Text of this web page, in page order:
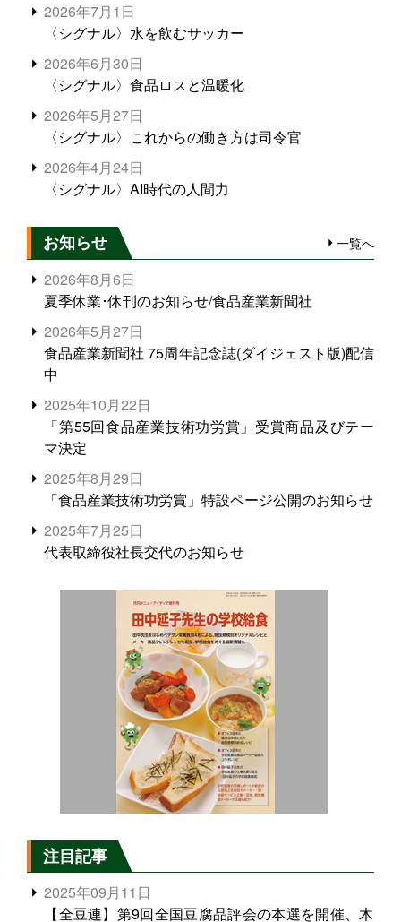
2026年7月1日
〈シグナル〉水を飲むサッカー
2026年6月30日
〈シグナル〉食品ロスと温暖化
2026年5月27日
〈シグナル〉これからの働き方は司令官
2026年4月24日
〈シグナル〉AI時代の人間力
お知らせ 一覧へ
2026年8月6日
夏季休業･休刊のお知らせ/食品産業新聞社
2026年5月27日
食品産業新聞社 75周年記念誌(ダイジェスト版)配信
中
2025年10月22日
「第55回食品産業技術功労賞」受賞商品及びテー
マ決定
2025年8月29日
「食品産業技術功労賞」特設ページ公開のお知らせ
2025年7月25日
代表取締役社長交代のお知らせ
注目記事
2025年09月11日
【全豆連】第9回全国豆腐品評会の本選を開催、木